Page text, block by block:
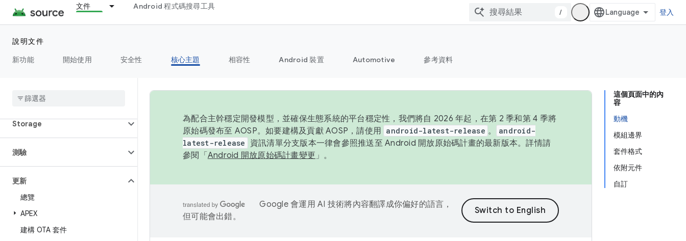
文件 Android 程式碼搜尋工具
/ 登入
說明文件
新功能
開始使用 安全性 核心主題 相容性 Android 裝置 Automotive 參考資料
權限
電源
設定
Storage
測驗
更新
總覽
APEX
建構 OTA 套件
這個頁面中的內
容
動機
模組邊界
套件格式
依附元件
自訂
為配合主幹穩定開發模型，並確保生態系統的平台穩定性，我們將自 2026 年起，在第 2 季和第 4 季將
原始碼發布至 AOSP。如要建構及貢獻 AOSP，請使用 android-latest-release 。
android-
latest-release
資訊清單分支版本一律會參照推送至 Android 開放原始碼計畫的最新版本。詳情請
參閱「 Android 開放原始碼計畫變更 」。
Google 會運用 AI 技術將內容翻譯成你偏好的語言，
但可能會出錯。